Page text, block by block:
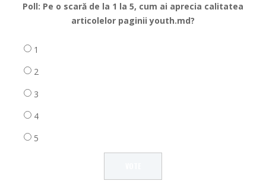
Poll: Pe o scară de la 1 la 5, cum ai aprecia calitatea
articolelor paginii youth.md?
1
2
3
4
5